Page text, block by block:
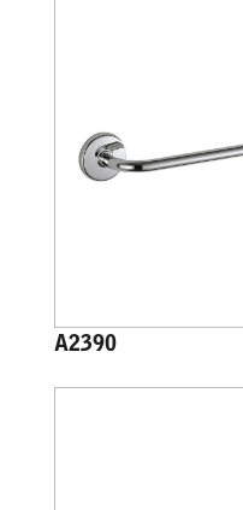
A2390